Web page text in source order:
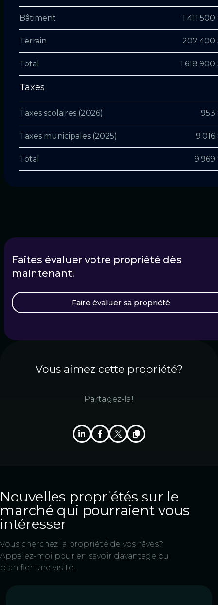
Bâtiment 1 411 500
Terrain 207 400
Total 1 618 900
Taxes
Taxes scolaires (2026) 953
Taxes municipales (2025) 9 016
Total 9 969
Faites évaluer votre propriété dès
maintenant!
Faire évaluer sa propriété
Vous aimez cette propriété?
Partagez-la!
Nouvelles propriétés sur le
marché qui pourraient vous
intéresser
Vous cherchez la propriété de vos rêves?
Appelez-moi pour en savoir davantage ou
planifier une visite!